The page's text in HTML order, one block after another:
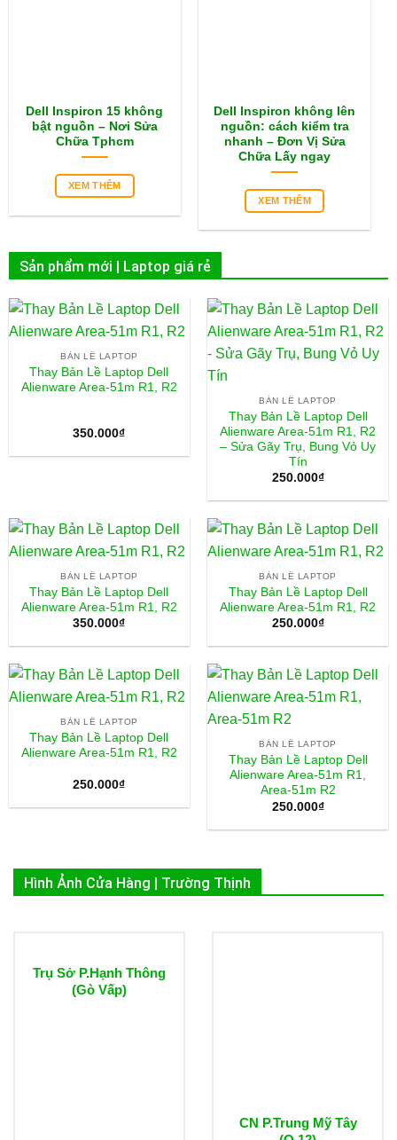
Dell Inspiron 15 không
bật nguồn – Nơi Sửa
Chữa Tphcm
XEM THÊM
Dell Inspiron không lên
nguồn: cách kiểm tra
nhanh – Đơn Vị Sửa
Chữa Lấy ngay
XEM THÊM
Sản phẩm mới | Laptop giá rẻ
BẢN LỀ LAPTOP
Thay Bản Lề Laptop Dell
Alienware Area-51m R1, R2
350.000₫
BẢN LỀ LAPTOP
Thay Bản Lề Laptop Dell
Alienware Area-51m R1, R2
– Sửa Gãy Trụ, Bung Vỏ Uy
Tín
250.000₫
BẢN LỀ LAPTOP
Thay Bản Lề Laptop Dell
Alienware Area-51m R1, R2
350.000₫
BẢN LỀ LAPTOP
Thay Bản Lề Laptop Dell
Alienware Area-51m R1, R2
250.000₫
BẢN LỀ LAPTOP
Thay Bản Lề Laptop Dell
Alienware Area-51m R1, R2
250.000₫
BẢN LỀ LAPTOP
Thay Bản Lề Laptop Dell
Alienware Area-51m R1,
Area-51m R2
250.000₫
Hình Ảnh Cửa Hàng | Trường Thịnh
Trụ Sở P.Hạnh Thông
(Gò Vấp)
CN P.Trung Mỹ Tây